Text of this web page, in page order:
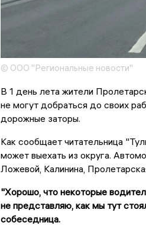
© ООО "Региональные новости"
В 1 день лета жители
не могут добраться до своих
дорожные заторы.
Как сообщает читательница
может выехать из округа.
Ложевой, Калинина,
"Хорошо, что некоторые
не представляю, как мы тут
собеседница.